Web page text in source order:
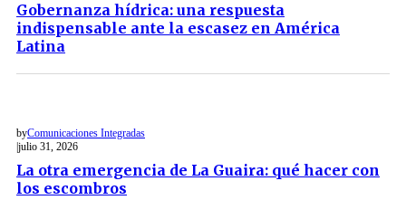
Gobernanza hídrica: una respuesta
indispensable ante la escasez en América
Latina
byComunicaciones Integradas
julio 31, 2026
La otra emergencia de La Guaira: qué hacer con
los escombros